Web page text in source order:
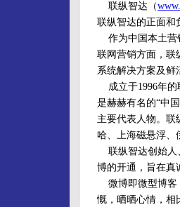
联纵智达（
联纵智达的正面和
作为中国本土营
联网营销方面，联
系统解决方案及鲜
成立于1996年的
是赫赫有名的“中
主要代表人物。联
哈、上海磁悬浮、
联纵智达创始人
博的开通，旨在真
微博即微型博客
慨，晒晒心情，相